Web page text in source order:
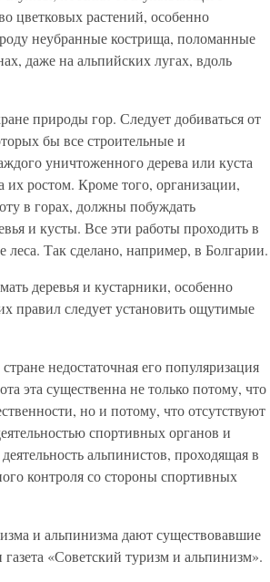
цветковых растений, особенно
неубранные кострища, поломанные
даже на альпийских лугах, вдоль
природы гор. Следует добиваться от
бы все строительные и
уничтоженного дерева или куста
их ростом. Кроме того, организации,
в горах, должны побуждать
и кусты. Все эти работы проходить в
Так сделано, например, в Болгарии.
деревья и кустарники, особенно
правил следует установить ощутимые
недостаточная его популяризация
эта существенна не только потому, что
но и потому, что отсутствуют
спортивных органов и
альпинистов, проходящая в
контроля со стороны спортивных
и альпинизма дают существовавшие
«Советский туризм и альпинизм».